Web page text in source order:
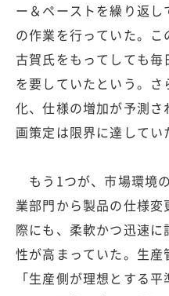
ー＆ペーストを繰り返
の作業を行っていた。
古賀氏をもってしても
を要していたという。
化、仕様の増加が予測
画策定は限界に達してい
もう1つが、市場環境
業部門から製品の仕様
際にも、柔軟かつ迅速
性が高まっていた。生産
「生産側が理想とする